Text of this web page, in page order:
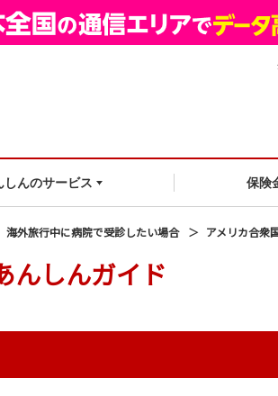
しんのサービス 保険
海外旅行中に病院で受診したい場合 アメリカ合衆
んしんガイド